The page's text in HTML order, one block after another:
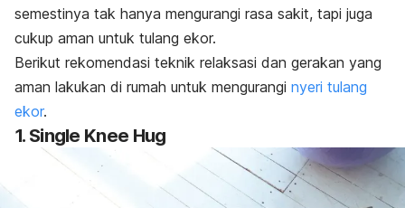
semestinya tak hanya mengurangi rasa sakit, tapi juga
cukup aman untuk tulang ekor.
Berikut rekomendasi teknik relaksasi dan gerakan yang
aman lakukan di rumah untuk mengurangi nyeri tulang
ekor.
1. Single Knee Hug